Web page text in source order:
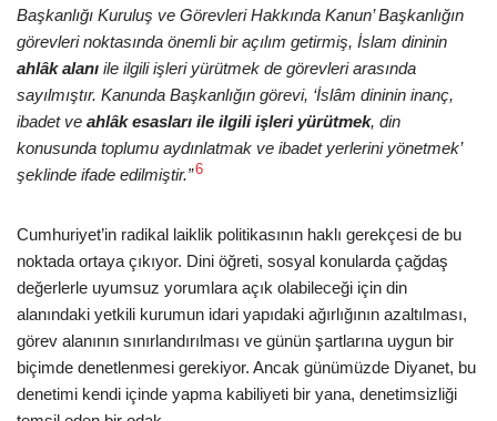
Başkanlığı Kuruluş ve Görevleri Hakkında Kanun’ Başkanlığın
görevleri noktasında önemli bir açılım getirmiş, İslam dininin
ahlâk alanı ile ilgili işleri yürütmek de görevleri arasında
sayılmıştır. Kanunda Başkanlığın görevi, ‘İslâm dininin inanç,
ibadet ve ahlâk esasları ile ilgili işleri yürütmek, din
konusunda toplumu aydınlatmak ve ibadet yerlerini yönetmek’
şeklinde ifade edilmiştir.”6
Cumhuriyet’in radikal laiklik politikasının haklı gerekçesi de bu
noktada ortaya çıkıyor. Dini öğreti, sosyal konularda çağdaş
değerlerle uyumsuz yorumlara açık olabileceği için din
alanındaki yetkili kurumun idari yapıdaki ağırlığının azaltılması,
görev alanının sınırlandırılması ve günün şartlarına uygun bir
biçimde denetlenmesi gerekiyor. Ancak günümüzde Diyanet, bu
denetimi kendi içinde yapma kabiliyeti bir yana, denetimsizliği